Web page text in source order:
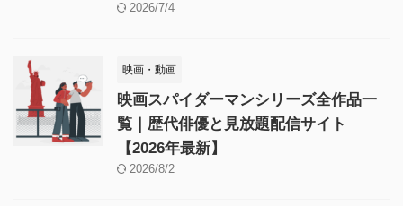
2026/7/4
映画・動画
映画スパイダーマンシリーズ全作品一
覧｜歴代俳優と見放題配信サイト
【2026年最新】
2026/8/2